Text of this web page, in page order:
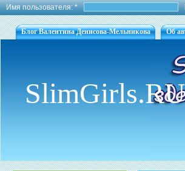
Имя пользователя:*
Блог Валентина Денисова-Мельникова Об
SlimGirls.RU